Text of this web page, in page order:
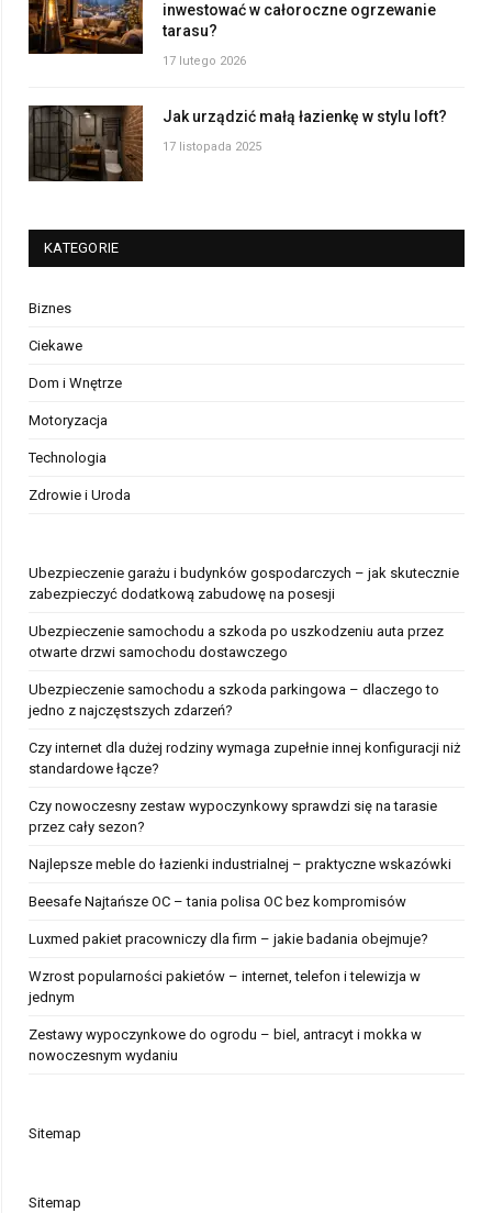
inwestować w całoroczne ogrzewanie
tarasu?
17 lutego 2026
Jak urządzić małą łazienkę w stylu loft?
17 listopada 2025
KATEGORIE
Biznes
Ciekawe
Dom i Wnętrze
Motoryzacja
Technologia
Zdrowie i Uroda
Ubezpieczenie garażu i budynków gospodarczych – jak skutecznie
zabezpieczyć dodatkową zabudowę na posesji
Ubezpieczenie samochodu a szkoda po uszkodzeniu auta przez
otwarte drzwi samochodu dostawczego
Ubezpieczenie samochodu a szkoda parkingowa – dlaczego to
jedno z najczęstszych zdarzeń?
Czy internet dla dużej rodziny wymaga zupełnie innej konfiguracji niż
standardowe łącze?
Czy nowoczesny zestaw wypoczynkowy sprawdzi się na tarasie
przez cały sezon?
Najlepsze meble do łazienki industrialnej – praktyczne wskazówki
Beesafe Najtańsze OC – tania polisa OC bez kompromisów
Luxmed pakiet pracowniczy dla firm – jakie badania obejmuje?
Wzrost popularności pakietów – internet, telefon i telewizja w
jednym
Zestawy wypoczynkowe do ogrodu – biel, antracyt i mokka w
nowoczesnym wydaniu
Sitemap
Sitemap